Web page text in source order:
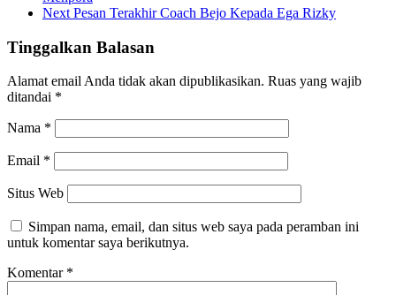
Next Pesan Terakhir Coach Bejo Kepada Ega Rizky
Tinggalkan Balasan
Alamat email Anda tidak akan dipublikasikan. Ruas yang wajib
ditandai *
Nama *
Email *
Situs Web
Simpan nama, email, dan situs web saya pada peramban ini
untuk komentar saya berikutnya.
Komentar *